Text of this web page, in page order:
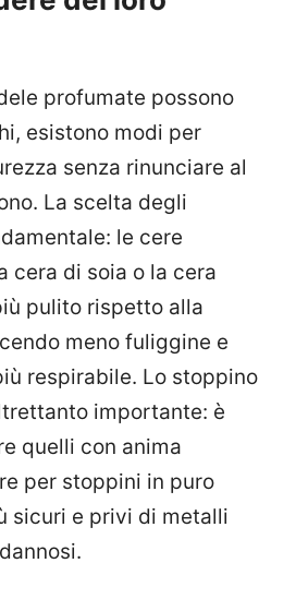
profumate possono
esistono modi per
senza rinunciare al
La scelta degli
le cere
cera di soia o la cera
pulito rispetto alla
meno fuliggine e
respirabile. Lo stoppino
importante: è
quelli con anima
per stoppini in puro
sicuri e privi di metalli